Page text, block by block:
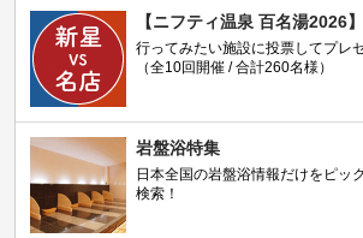
【ニフティ温泉 百名湯2026】
行ってみたい施設に投票してプレ
（全10回開催 / 合計260名様）
岩盤浴特集
日本全国の岩盤浴情報だけをピッ
検索！